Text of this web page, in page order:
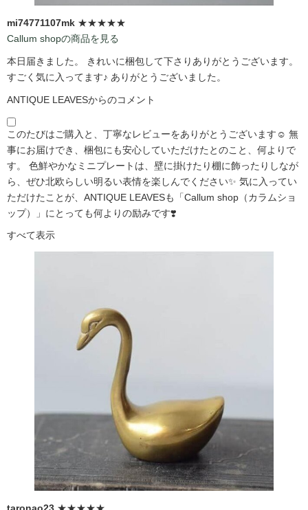
mi74771107mk ★★★★★
Callum shopの商品を見る
本日届きました。 きれいに梱包して下さりありがとうございます。
すごく気に入ってます♪ ありがとうございました。
ANTIQUE LEAVESからのコメント
このたびはご購入と、丁寧なレビューをありがとうございます☺️ 無
事にお届けでき、梱包にも安心していただけたとのこと、何よりで
す。 色鮮やかなミニプレートは、壁に掛けたり棚に飾ったりしなが
ら、ぜひ北欧らしい明るい表情を楽しんでください✨ 気に入ってい
ただけたことが、ANTIQUE LEAVESも「Callum shop（カラムショ
ップ）」にとっても何よりの励みです❣️
すべて表示